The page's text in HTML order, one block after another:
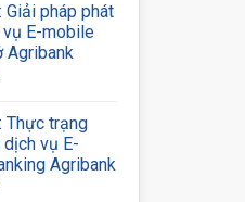
Giải pháp phát
E-mobile
Agribank
Thực trạng
vụ E-
Agribank